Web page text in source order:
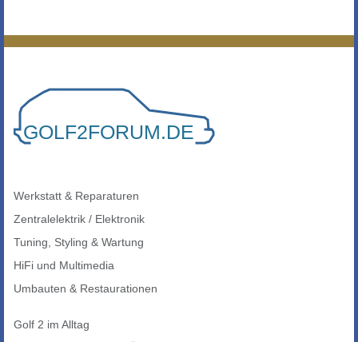
Werkstatt & Reparaturen
Zentralelektrik / Elektronik
Tuning, Styling & Wartung
HiFi und Multimedia
Umbauten & Restaurationen
Golf 2 im Alltag